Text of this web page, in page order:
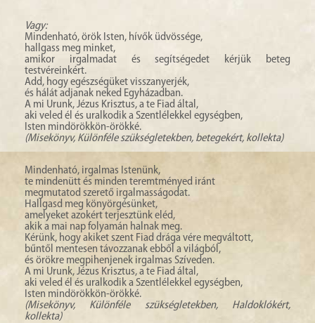
Vagy:
Mindenható, örök Isten, hívők üdvössége,
hallgass meg minket,
amikor irgalmadat és segítségedet kérjük beteg
testvéreinkért.
Add, hogy egészségüket visszanyerjék,
és hálát adjanak neked Egyházadban.
A mi Urunk, Jézus Krisztus, a te Fiad által,
aki veled él és uralkodik a Szentlélekkel egységben,
Isten mindörökkön-örökké.
(Misekönyv, Különféle szükségletekben, betegekért, kollekta)
Mindenható, irgalmas Istenünk,
te mindenütt és minden teremtményed iránt
megmutatod szerető irgalmasságodat.
Hallgasd meg könyörgésünket,
amelyeket azokért terjesztünk eléd,
akik a mai nap folyamán halnak meg.
Kérünk, hogy akiket szent Fiad drága vére megváltott,
bűntől mentesen távozzanak ebből a világból,
és örökre megpihenjenek irgalmas Szíveden.
A mi Urunk, Jézus Krisztus, a te Fiad által,
aki veled él és uralkodik a Szentlélekkel egységben,
Isten mindörökkön-örökké.
(Misekönyv, Különféle szükségletekben, Haldoklókért,
kollekta)